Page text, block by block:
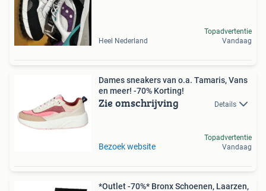
Heel Nederland
Topadvertentie
Vandaag
Dames sneakers van o.a. Tamaris, Vans
en meer! -70% Korting!
Zie omschrijving Details
Bezoek website
Topadvertentie
Vandaag
*Outlet -70%* Bronx Schoenen, Laarzen,